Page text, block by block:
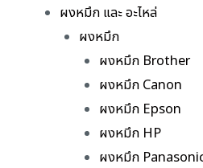
ผงหมึก และ อะไหล่
ผงหมึก
ผงหมึก Brother
ผงหมึก Canon
ผงหมึก Epson
ผงหมึก HP
ผงหมึก